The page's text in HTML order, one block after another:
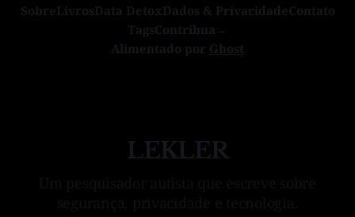
SobreLivrosData DetoxDados & PrivacidadeContato
TagsContribua→
Alimentado por Ghost
LEKLER